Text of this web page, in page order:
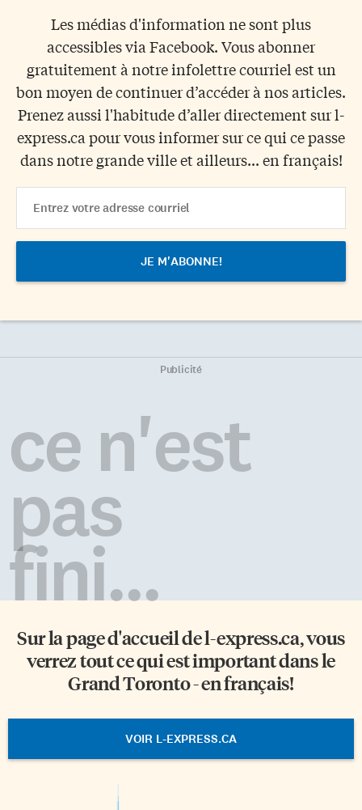
Les médias d'information ne sont plus
accessibles via Facebook. Vous abonner
gratuitement à notre infolettre courriel est un
bon moyen de continuer d’accéder à nos articles.
Prenez aussi l'habitude d’aller directement sur l-
express.ca pour vous informer sur ce qui ce passe
dans notre grande ville et ailleurs... en français!
Address
Publicité
ce n'est
pas
fini...
Sur la page d'accueil del-express.ca, vous
verrez tout ce qui est important dans le
Grand Toronto - en français!
VOIR L-EXPRESS.CA